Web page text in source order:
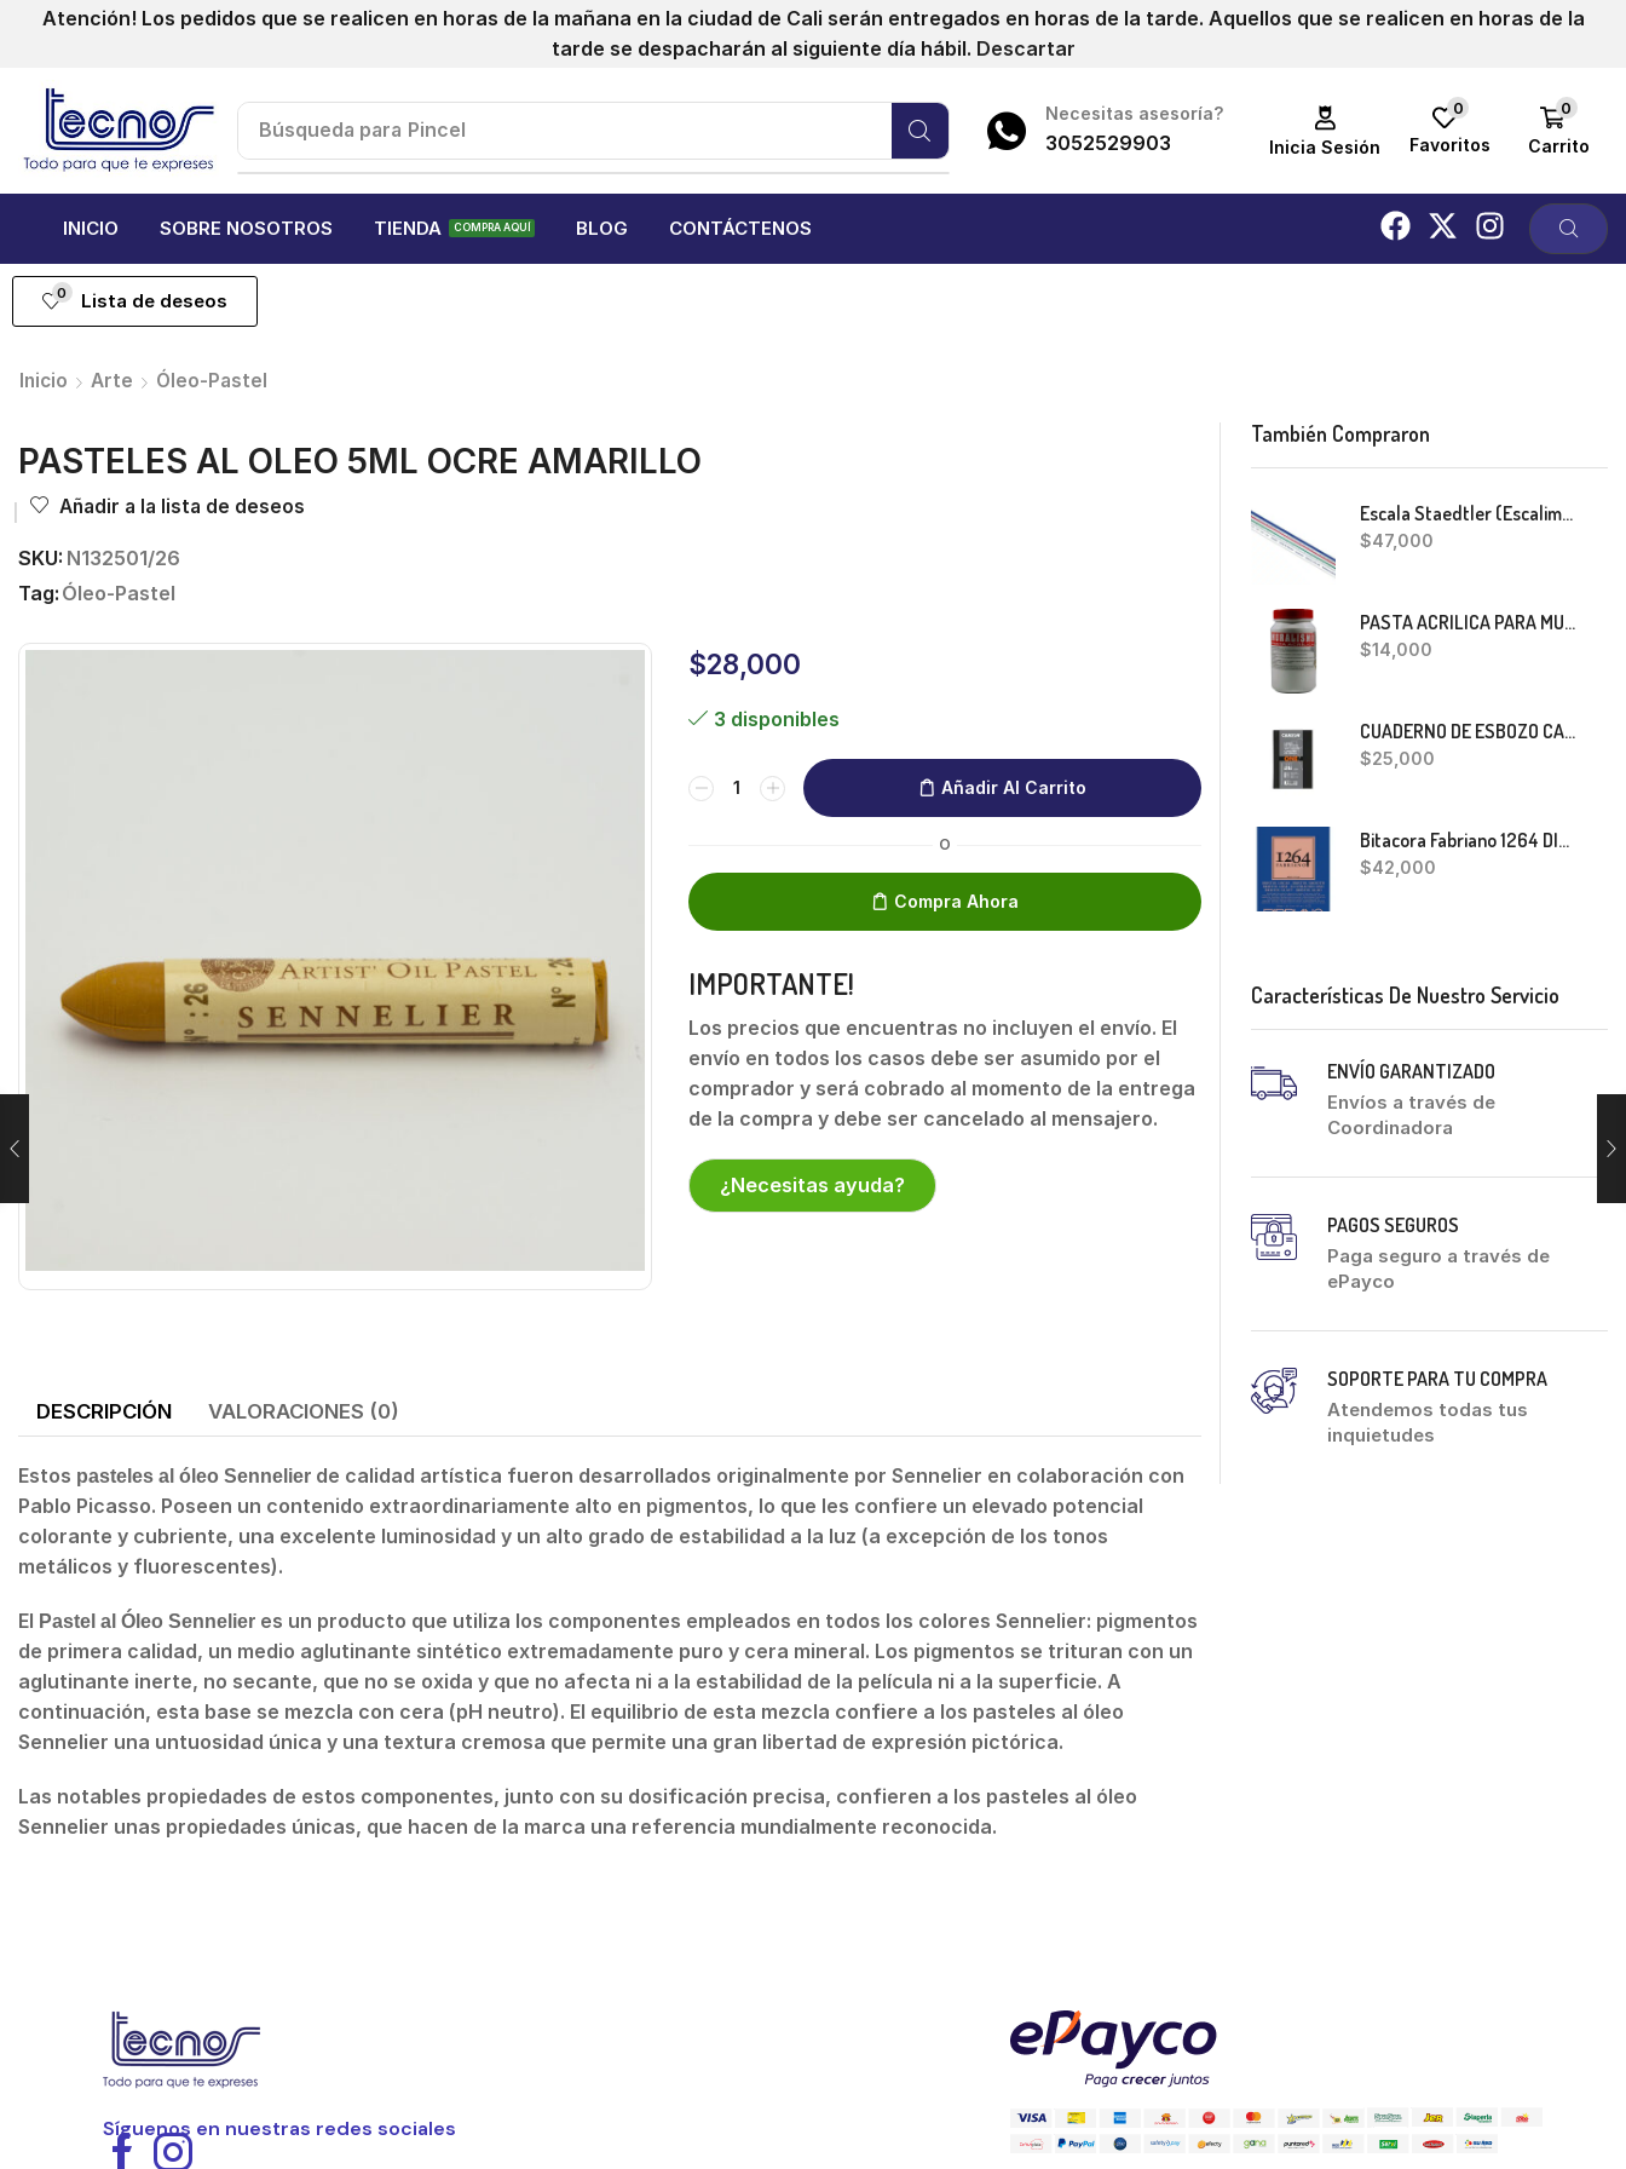
Atención! Los pedidos que se realicen en horas de la mañana en la ciudad de Cali serán entregados en horas de la tarde. Aquellos que se realicen en horas de la
tarde se despacharán al siguiente día hábil. Descartar
Búsqueda para Pincel
Necesitas asesoría?
3052529903 Inicia Sesión
0
Favoritos
0
Carrito
INICIO SOBRE NOSOTROS TIENDA COMPRA AQUÍ BLOG CONTÁCTENOS
0 Lista de deseos
Inicio Arte Óleo-Pastel
PASTELES AL OLEO 5ML OCRE AMARILLO
Añadir a la lista de deseos
SKU: N132501/26
Tag: Óleo-Pastel
$28,000
3 disponibles
Añadir Al Carrito
O
Compra Ahora
IMPORTANTE!
Los precios que encuentras no incluyen el envío. El
envío en todos los casos debe ser asumido por el
comprador y será cobrado al momento de la entrega
de la compra y debe ser cancelado al mensajero.
¿Necesitas ayuda?
DESCRIPCIÓN VALORACIONES (0)
Estos pasteles al óleo Sennelier de calidad artística fueron desarrollados originalmente por Sennelier en colaboración con
Pablo Picasso. Poseen un contenido extraordinariamente alto en pigmentos, lo que les confiere un elevado potencial
colorante y cubriente, una excelente luminosidad y un alto grado de estabilidad a la luz (a excepción de los tonos
metálicos y fluorescentes).
El Pastel al Óleo Sennelier es un producto que utiliza los componentes empleados en todos los colores Sennelier: pigmentos
de primera calidad, un medio aglutinante sintético extremadamente puro y cera mineral. Los pigmentos se trituran con un
aglutinante inerte, no secante, que no se oxida y que no afecta ni a la estabilidad de la película ni a la superficie. A
continuación, esta base se mezcla con cera (pH neutro). El equilibrio de esta mezcla confiere a los pasteles al óleo
Sennelier una untuosidad única y una textura cremosa que permite una gran libertad de expresión pictórica.
Las notables propiedades de estos componentes, junto con su dosificación precisa, confieren a los pasteles al óleo
Sennelier unas propiedades únicas, que hacen de la marca una referencia mundialmente reconocida.
También Compraron
Escala Staedtler (Escalimetro)
$47,000
PASTA ACRILICA PARA MURALISMO 400 GRS
$14,000
CUADERNO DE ESBOZO CANSON ONE
$25,000
Bitacora Fabriano 1264 DIBUJO A5
$42,000
Características De Nuestro Servicio
ENVÍO GARANTIZADO
Envíos a través de
Coordinadora
PAGOS SEGUROS
Paga seguro a través de
ePayco
SOPORTE PARA TU COMPRA
Atendemos todas tus
inquietudes
Síguenos en nuestras redes sociales